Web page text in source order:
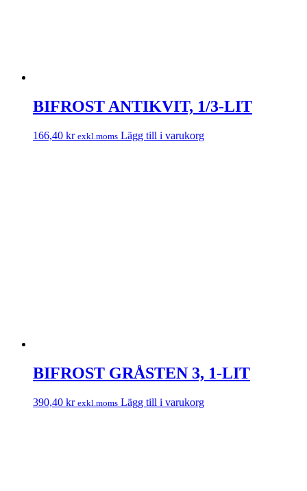
BIFROST ANTIKVIT, 1/3-LIT
166,40 kr exkl.moms Lägg till i varukorg
BIFROST GRÅSTEN 3, 1-LIT
390,40 kr exkl.moms Lägg till i varukorg